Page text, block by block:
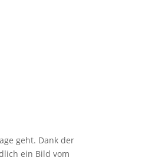
geht. Dank der
ein Bild vom